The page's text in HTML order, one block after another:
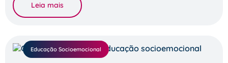
Leia mais
Educação Socioemocional